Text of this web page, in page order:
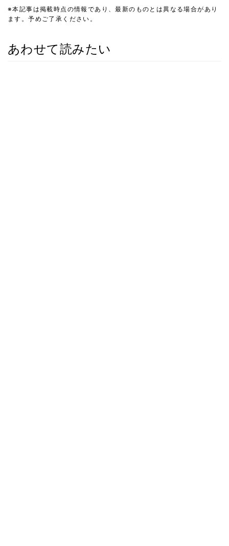
※本記事は掲載時点の情報であり、最新のものとは異なる場合があり
ます。予めご了承ください。
あわせて読みたい